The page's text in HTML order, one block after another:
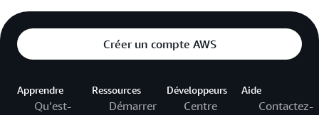
Créer un compte AWS
Apprendre
Qu’est-
Ressources
Démarrer
Développeurs
Centre
Aide
Contactez-